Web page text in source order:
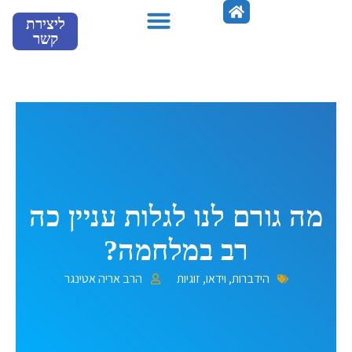
ליצירת
קשר
מה גורם לנו לגלות עניין כה
רב במלחמה?
הידברות, וידאו, זוגיות הרב אריה אטינגר